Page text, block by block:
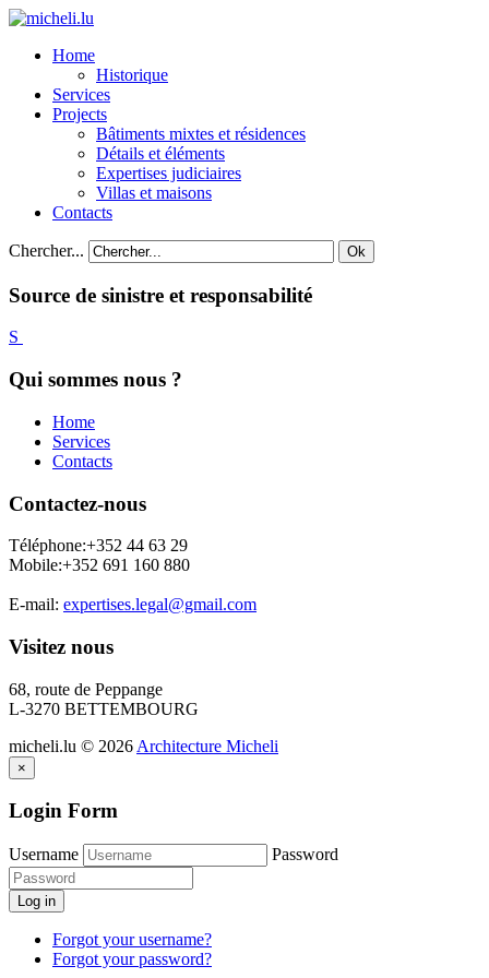
Home
Historique
Services
Projects
Bâtiments mixtes et résidences
Détails et éléments
Expertises judiciaires
Villas et maisons
Contacts
Chercher... Ok
Source de sinistre et responsabilité
Qui sommes nous ?
Home
Services
Contacts
Contactez-nous
Téléphone:+352 44 63 29
Mobile:+352 691 160 880
E-mail: expertises.legal@gmail.com
Visitez nous
68, route de Peppange
L-3270 BETTEMBOURG
micheli.lu © 2026 Architecture Micheli
×
Login Form
Username Password
Log in
Forgot your username?
Forgot your password?